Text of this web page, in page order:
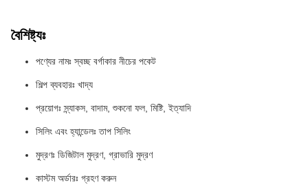
বৈশিষ্ট্যঃ
পণ্যের নামঃ স্বচ্ছ বর্গাকার নীচের পকেট
শিল্প ব্যবহারঃ খাদ্য
প্রয়োগঃ স্ন্যাকস, বাদাম, শুকনো ফল, মিষ্টি, ইত্যাদি
সিলিং এবং হ্যান্ডেলঃ তাপ সিলিং
মুদ্রণঃ ডিজিটাল মুদ্রণ, গ্রাভারি মুদ্রণ
কাস্টম অর্ডারঃ গ্রহণ করুন